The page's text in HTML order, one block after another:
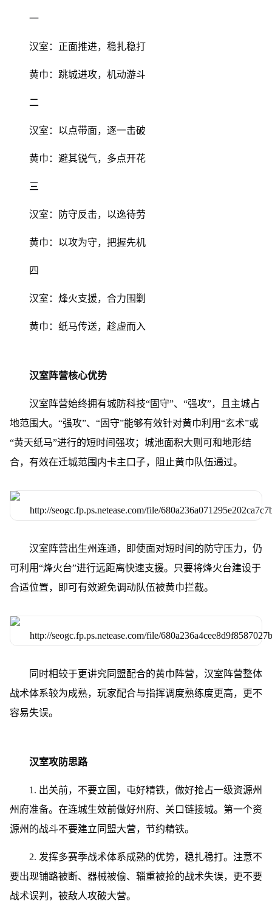
一
汉室：正面推进，稳扎稳打
黄巾：跳城进攻，机动游斗
二
汉室：以点带面，逐一击破
黄巾：避其锐气，多点开花
三
汉室：防守反击，以逸待劳
黄巾：以攻为守，把握先机
四
汉室：烽火支援，合力围剿
黄巾：纸马传送，趁虚而入
汉室阵营核心优势
汉室阵营始终拥有城防科技“固守”、“强攻”，且主城占
地范围大。“强攻”、“固守”能够有效针对黄巾利用“玄术”或
“黄天纸马”进行的短时间强攻；城池面积大则可和地形结
合，有效在迁城范围内卡主口子，阻止黄巾队伍通过。
汉室阵营出生州连通，即使面对短时间的防守压力，仍
可利用“烽火台”进行远距离快速支援。只要将烽火台建设于
合适位置，即可有效避免调动队伍被黄巾拦截。
同时相较于更讲究同盟配合的黄巾阵营，汉室阵营整体
战术体系较为成熟，玩家配合与指挥调度熟练度更高，更不
容易失误。
汉室攻防思路
1. 出关前，不要立国，屯好精铁，做好抢占一级资源州
州府准备。在连城生效前做好州府、关口链接城。第一个资
源州的战斗不要建立同盟大营，节约精铁。
2. 发挥多赛季战术体系成熟的优势，稳扎稳打。注意不
要出现铺路被断、器械被偷、辎重被抢的战术失误，更不要
战术误判，被敌人攻破大营。